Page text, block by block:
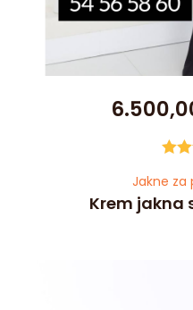
Jakne za
Krem jakna
sa